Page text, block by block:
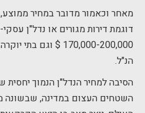
מאחר וכאמור מדובר במחיר
דוגמת דירות מגורים או נדל"ן
170,000-200,000 $
הנ"ל.
הסיבה למחיר הנדל"ן הנמוך
השטחים העצום במדינה, שבשונה